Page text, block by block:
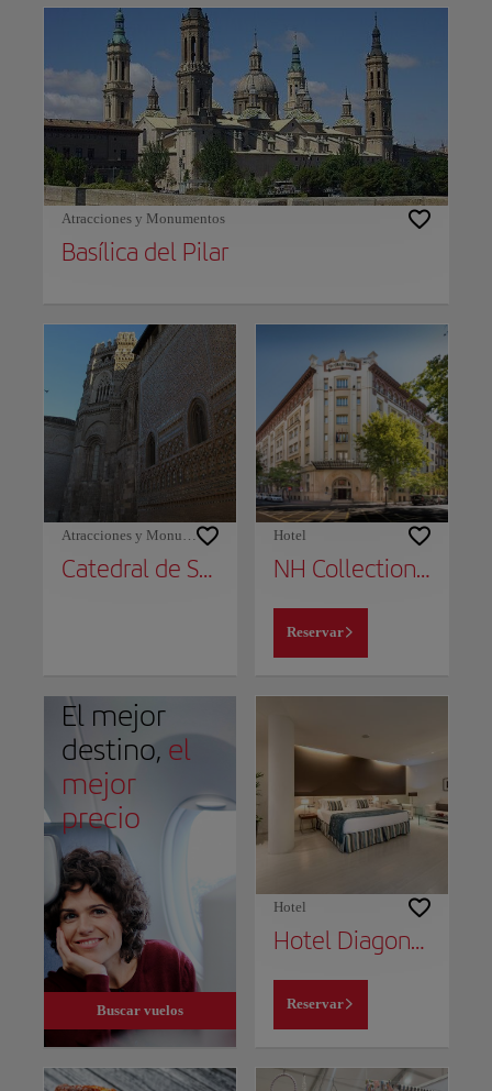
Atracciones y Monumentos
Basílica del Pilar
Atracciones y Monumentos
Catedral de San Salvador (La Seo)
Hotel
NH Collection Gran Hotel de Zaragoza
Reservar
El mejor
destino, el
mejor
precio
Buscar vuelos
Hotel
Hotel Diagonal Plaza
Reservar